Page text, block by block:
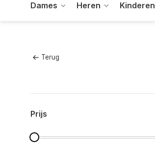
Dames Heren Kinderen
Terug
Prijs